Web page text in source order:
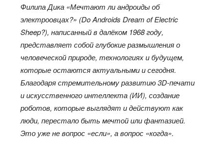
Филипа Дика «Мечтают ли андроиды об
электроовцах?» (Do Androids Dream of Electric
Sheep?), написанный в далёком 1968 году,
представляет собой глубокие размышления о
человеческой природе, технологиях и будущем,
которые остаются актуальными и сегодня.
Благодаря стремительному развитию 3D-печати
и искусственного интеллекта (ИИ), создание
роботов, которые выглядят и действуют как
люди, перестало быть мечтой или фантазией.
Это уже не вопрос «если», а вопрос «когда».